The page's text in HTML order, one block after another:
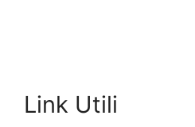
Link Utili